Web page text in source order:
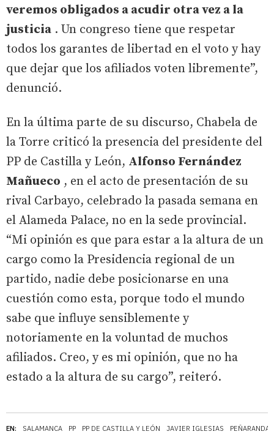
EN: SALAMANCA PP PP DE CASTILLA Y LEÓN JAVIER IGLESIAS PEÑARANDA
veremos obligados a acudir otra vez a la
justicia . Un congreso tiene que respetar
todos los garantes de libertad en el voto y hay
que dejar que los afiliados voten libremente”,
denunció.
En la última parte de su discurso, Chabela de
la Torre criticó la presencia del presidente del
PP de Castilla y León, Alfonso Fernández
Mañueco , en el acto de presentación de su
rival Carbayo, celebrado la pasada semana en
el Alameda Palace, no en la sede provincial.
“Mi opinión es que para estar a la altura de un
cargo como la Presidencia regional de un
partido, nadie debe posicionarse en una
cuestión como esta, porque todo el mundo
sabe que influye sensiblemente y
notoriamente en la voluntad de muchos
afiliados. Creo, y es mi opinión, que no ha
estado a la altura de su cargo”, reiteró.